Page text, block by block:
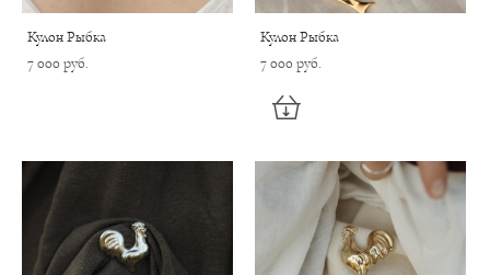
Кулон Рыбка
7 000 pуб.
Кулон Рыбка
7 000 pуб.